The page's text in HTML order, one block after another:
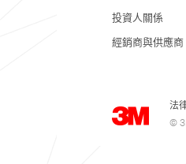
投資人關係
經銷商與供應商
法
©